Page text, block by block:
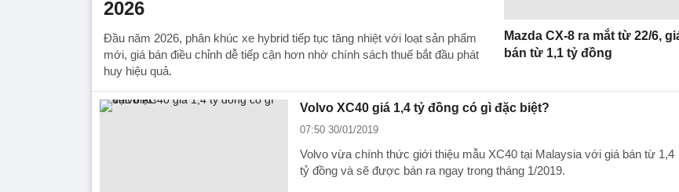
2026
Đầu năm 2026, phân khúc xe hybrid tiếp tục tăng nhiệt với loạt sản phẩm
mới, giá bán điều chỉnh dễ tiếp cận hơn nhờ chính sách thuế bắt đầu phát
huy hiệu quả.
Mazda CX-8 ra mắt từ 22/6,
bán từ 1,1 tỷ đồng
Volvo XC40 giá 1,4 tỷ đồng có gì đặc biệt?
07:50 30/01/2019
Volvo vừa chính thức giới thiệu mẫu XC40 tại Malaysia với giá bán từ 1,4
tỷ đồng và sẽ được bán ra ngay trong tháng 1/2019.